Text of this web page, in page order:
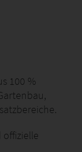
100 %
offizielle